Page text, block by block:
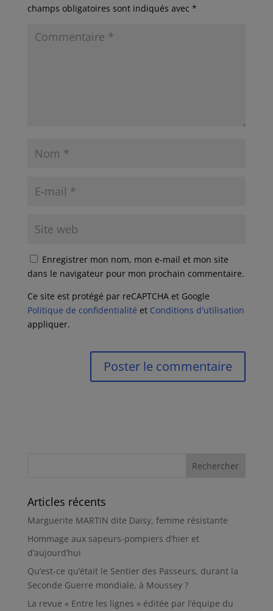
champs obligatoires sont indiqués avec *
Enregistrer mon nom, mon e-mail et mon site
dans le navigateur pour mon prochain commentaire.
Ce site est protégé par reCAPTCHA et Google
Politique de confidentialité et Conditions d'utilisation
appliquer.
Articles récents
Marguerite MARTIN dite Daisy, femme résistante
Hommage aux sapeurs-pompiers d’hier et
d’aujourd’hui
Qu’est-ce qu’était le Sentier des Passeurs, durant la
Seconde Guerre mondiale, à Moussey ?
La revue « Entre les lignes » éditée par l’équipe du